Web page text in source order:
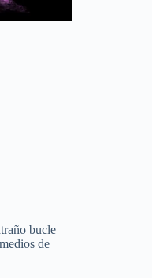
bucle
de